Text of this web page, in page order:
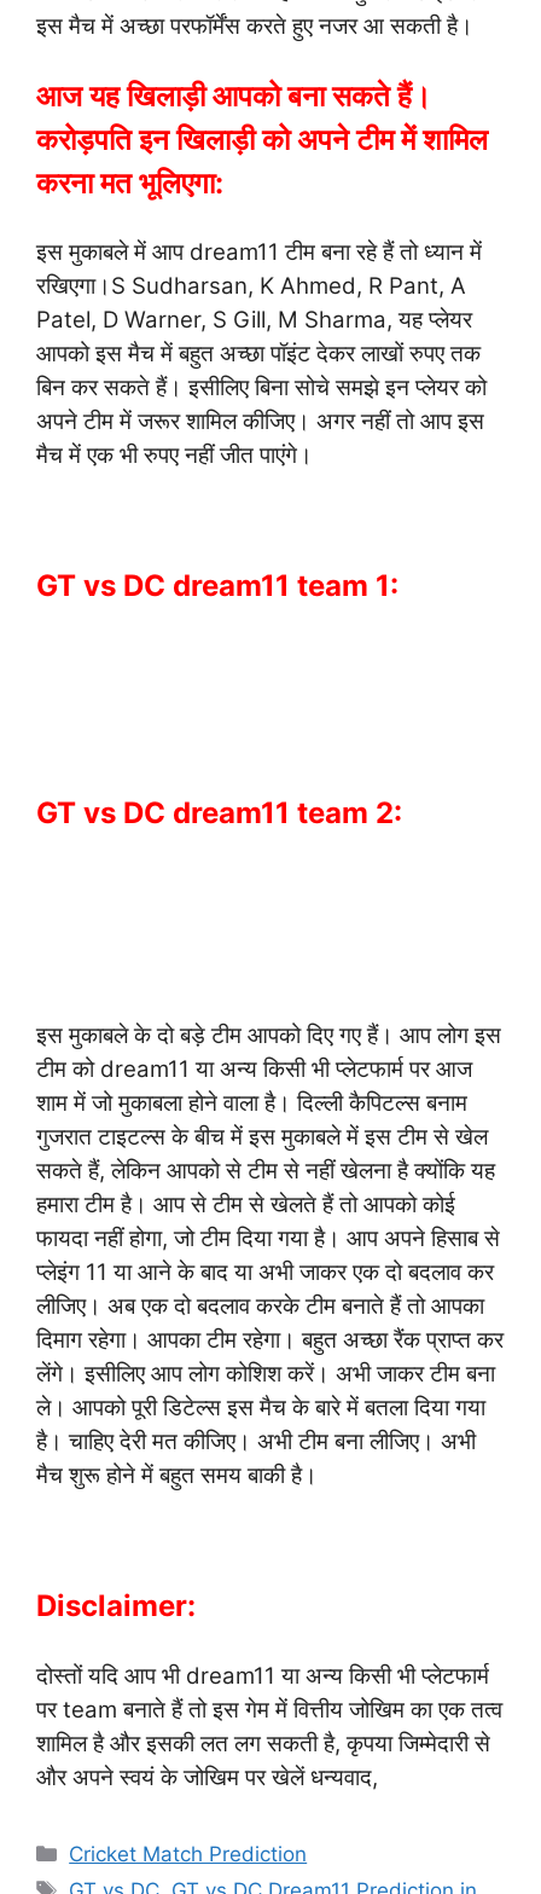
इस मैच में अच्छा परफॉर्मेंस करते हुए नजर आ सकती है।
आज यह खिलाड़ी आपको बना सकते हैं।
करोड़पति इन खिलाड़ी को अपने टीम में शामिल
करना मत भूलिएगा:
इस मुकाबले में आप dream11 टीम बना रहे हैं तो ध्यान में
रखिएगा।S Sudharsan, K Ahmed, R Pant, A
Patel, D Warner, S Gill, M Sharma, यह प्लेयर
आपको इस मैच में बहुत अच्छा पॉइंट देकर लाखों रुपए तक
बिन कर सकते हैं। इसीलिए बिना सोचे समझे इन प्लेयर को
अपने टीम में जरूर शामिल कीजिए। अगर नहीं तो आप इस
मैच में एक भी रुपए नहीं जीत पाएंगे।
GT vs DC dream11 team 1:
GT vs DC dream11 team 2:
इस मुकाबले के दो बड़े टीम आपको दिए गए हैं। आप लोग इस
टीम को dream11 या अन्य किसी भी प्लेटफार्म पर आज
शाम में जो मुकाबला होने वाला है। दिल्ली कैपिटल्स बनाम
गुजरात टाइटल्स के बीच में इस मुकाबले में इस टीम से खेल
सकते हैं, लेकिन आपको से टीम से नहीं खेलना है क्योंकि यह
हमारा टीम है। आप से टीम से खेलते हैं तो आपको कोई
फायदा नहीं होगा, जो टीम दिया गया है। आप अपने हिसाब से
प्लेइंग 11 या आने के बाद या अभी जाकर एक दो बदलाव कर
लीजिए। अब एक दो बदलाव करके टीम बनाते हैं तो आपका
दिमाग रहेगा। आपका टीम रहेगा। बहुत अच्छा रैंक प्राप्त कर
लेंगे। इसीलिए आप लोग कोशिश करें। अभी जाकर टीम बना
ले। आपको पूरी डिटेल्स इस मैच के बारे में बतला दिया गया
है। चाहिए देरी मत कीजिए। अभी टीम बना लीजिए। अभी
मैच शुरू होने में बहुत समय बाकी है।
Disclaimer:
दोस्तों यदि आप भी dream11 या अन्य किसी भी प्लेटफार्म
पर team बनाते हैं तो इस गेम में वित्तीय जोखिम का एक तत्व
शामिल है और इसकी लत लग सकती है, कृपया जिम्मेदारी से
और अपने स्वयं के जोखिम पर खेलें धन्यवाद,
Categories
Cricket Match Prediction
Tags